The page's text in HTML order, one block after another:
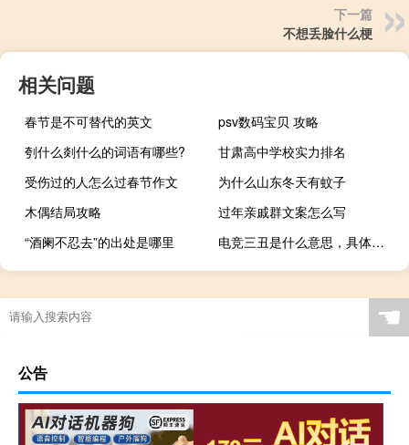
下一篇
不想丢脸什么梗
相关问题
春节是不可替代的英文
psv数码宝贝 攻略
刳什么剡什么的词语有哪些?
甘肃高中学校实力排名
受伤过的人怎么过春节作文
为什么山东冬天有蚊子
木偶结局攻略
过年亲戚群文案怎么写
“酒阑不忍去”的出处是哪里
电竞三丑是什么意思，具体是指哪三丑什么梗
☚
公告